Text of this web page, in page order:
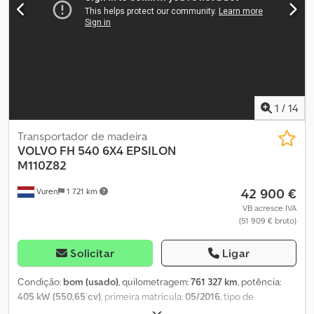
guindaste Palfinger Epsilon M12L, ano de fabricação 2019. Veículo
com contrato de manutenção Gold, disponível em curto prazo.
1 / 14
Vuren 1 721 km
Transportador de madeira
VOLVO FH 540 6X4 EPSILON
M110Z82
42 900 €
VB acresce IVA
(51 909 € bruto)
Solicitar Ligar
Condição: bom (usado), quilometragem:761 327 km, potência:
405 kW (550,65 cv), primeira matrícula:05/2016, tipo de
, tamanho do pneu: